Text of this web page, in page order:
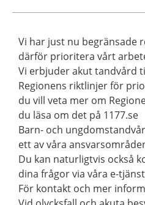
Vi har just nu begränsade
därför prioritera vårt
Vi erbjuder akut tandvård
Regionens riktlinjer för
du vill veta mer om
du läsa om det på 1177.se
Barn- och
ett av våra
Du kan naturligtvis också
dina frågor via våra e-
För kontakt och mer